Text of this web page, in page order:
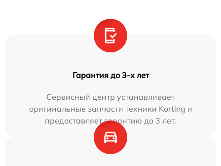
Гарантия до 3-х лет
Сервисный центр устанавливает
оригинальные запчасти техники Korting и
предоставляет гарантию до 3 лет.